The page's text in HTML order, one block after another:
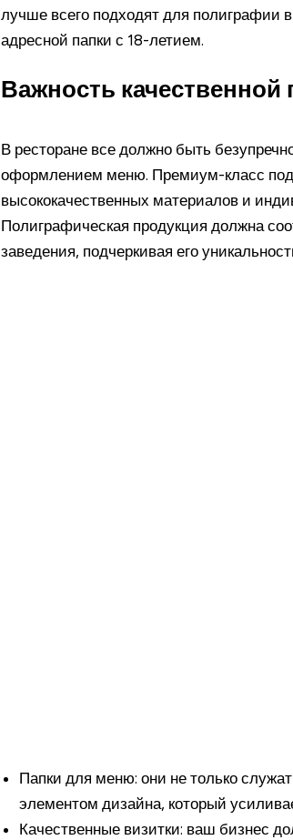
лучше всего подходят для полиграфии
адресной папки с 18-летием.
Важность
В ресторане все должно быть
оформлением меню. Премиум-класс
высококачественных материалов и
Полиграфическая продукция должна
заведения, подчеркивая его
Папки для меню: они не только
элементом дизайна, который
Качественные визитки: ваш бизнес